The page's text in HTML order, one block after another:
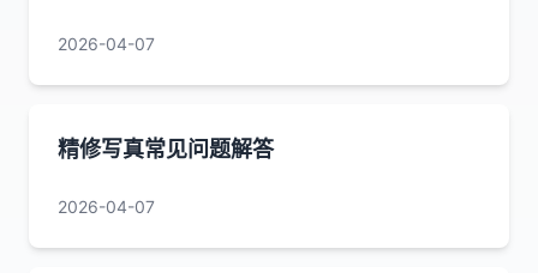
2026-04-07
精修写真常见问题解答
2026-04-07